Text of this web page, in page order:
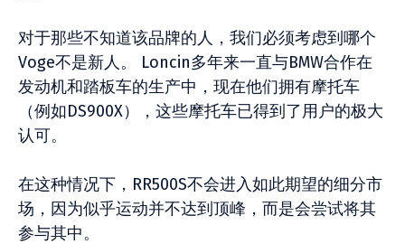
对于那些不知道该品牌的人，我们必须考虑到哪个
Voge不是新人。 Loncin多年来一直与BMW合作在
发动机和踏板车的生产中，现在他们拥有摩托车
（例如DS900X），这些摩托车已得到了用户的极大
认可。
在这种情况下，RR500S不会进入如此期望的细分市
场，因为似乎运动并不达到顶峰，而是会尝试将其
参与其中。